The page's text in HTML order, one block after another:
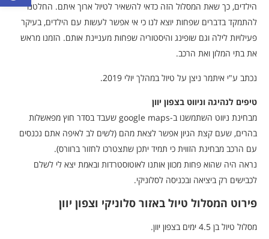
הילדים, כך שאת המסלול הזה כדאי להשאיר לטיול ארוך איתם. החלטנו
להתמקד בדברים שפחות יוצא לנו כי אי אפשר לעשות עם הילדים, בעיקר
פעילויות לילה וגם שופינג והיסטוריה שפחות מעניינת אותם. הזמנו מראש
את בתי המלון ואת הרכב.
נכתב ע"י איתמר ניצן על טיול במהלך יולי 2019.
טיפים לנהיגה וניווט בצפון יוון
מבחינת ניווט השתמשנו ב-google maps שעבד בסדר חוץ מפאשלות
בהרים, שעם קצת הגיון אפשר לצאת מהם (לשים לב לאיפה אתם נכנסים
עם הרכב מבחינת הזווית כי תמיד יתכן שתצטרכו לחזור ברוורס).
נראה היה שהוא פחות מכוון אותנו לאוטוסטרדות ובאמת יצא לי לשלם
לכבישים רק ביציאה ובכניסה לסלוניקי.
פירוט המסלול טיול באזור סלוניקי וצפון יוון
מסלול טיול בן 4.5 ימים בצפון יוון.